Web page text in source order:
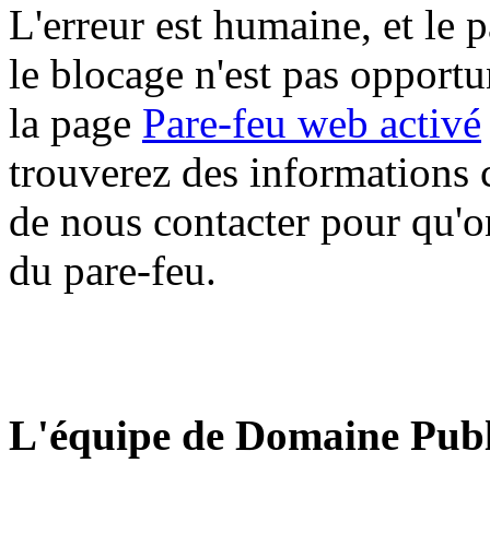
L'erreur est humaine, et le
le blocage n'est pas
la page Pare-feu web activé
trouverez des informations
de nous contacter pour
du pare-feu.
L'équipe de Domaine